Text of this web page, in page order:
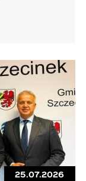
25.07.2026